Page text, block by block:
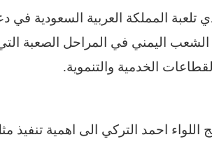
تلعبة المملكة العربية السعودية
اليمني في المراحل الصعبة
الخدمية والتنموية.
احمد التركي الى اهمية تنفيذ